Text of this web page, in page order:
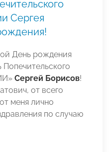
Сергея
День рождения
Сергей Борисов!
от всего
меня лично
по случаю